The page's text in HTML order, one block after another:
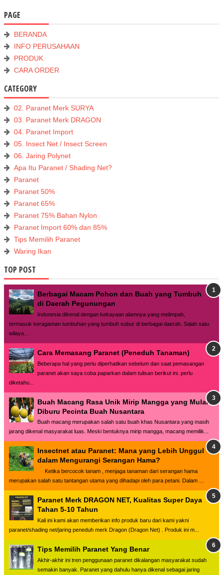
PAGE
BERANDA
INFO PERUSAHAAN
PRODUK
CARA ORDER
CATEGORY
02. Paranet Merk SURYA
03. Paranet Merk DRAGON
04. Paranet Import
05. Insect Net / Insect Screen
06. Jaring Polynet
Apa Itu Paranet / Shading Net?
Paranet
Paranet 50%
Paranet 65%
Paranet 75% Bahan Nylon
Paranet Import 60% dan 85%
Tips Memilih Paranet
Waring Ikan
TOP POST
Berbagai Macam Pohon dan Buah yang Tumbuh
di Daerah Pegunungan
Indonesia dikenal dengan kekayaan alamnya yang melimpah,
termasuk keragaman tumbuhan yang tumbuh subur di berbagai daerah. Salah satu
wilaya...
Cara Memasang Paranet (Peneduh Tanaman)
Beberapa hal yang perlu diperhatikan sebelum dan saat pemasangan
paranet akan saya coba paparkan dalam tulisan berikut ini. perlu
diketahu...
Buah Macang Rasa Unik Mirip Mangga yang Mulai
Diburu Pecinta Buah Nusantara
Buah macang merupakan salah satu buah khas Nusantara yang masih
jarang dikenal masyarakat luas. Meski bentuknya mirip mangga, macang memilik...
Insectnet atau Paranet: Mana yang Lebih Unggul
dalam Mengurangi Serangan Hama?
Ketika bercocok tanam , menjaga tanaman dari serangan hama
merupakan salah satu tantangan utama yang dihadapi oleh para petani. Dalam ...
Paranet Merk DRAGON NET, Kualitas Super Daya
Tahan 5-10 Tahun
Kali ini kami akan memberikan info produk baru dari kami yakni
paranet/shading net/jaring peneduh merk Dragon (Dragon Net) . Produk ini m...
Tips Memilih Paranet Yang Benar
Akhir-akhir ini tren penggunaan paranet dikalangan masyarakat sudah
semakin banyak. Paranet yang dahulu hanya dikenal sebagai jaring